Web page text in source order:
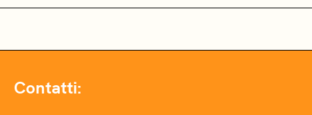
Contatti: